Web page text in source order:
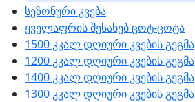
სეზონური კვება
ყველაფრის შესახებ ცოტ-ცოტა
1500 კკალ დღიური კვების გეგმა
1200 კკალ დღიური კვების გეგმა
1400 კკალ დღიური კვების გეგმა
1300 კკალ დღიური კვების გეგმა